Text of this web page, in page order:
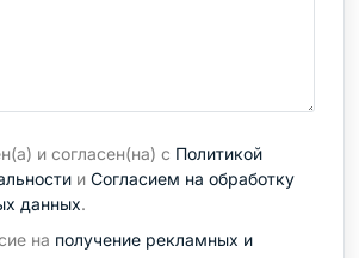
и согласен(на) с Политикой
и Согласием на обработку
данных.
на получение рекламных и